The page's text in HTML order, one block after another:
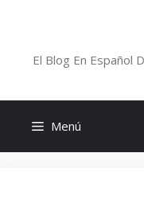
El Blog En Español
Menú